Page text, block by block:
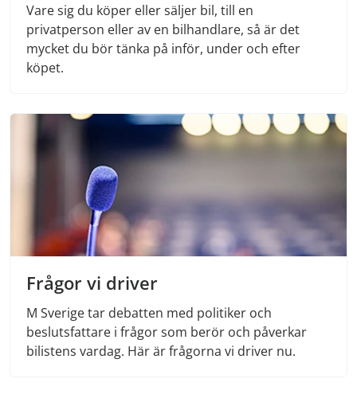
Vare sig du köper eller säljer bil, till en
privatperson eller av en bilhandlare, så är det
mycket du bör tänka på inför, under och efter
köpet.
Frågor vi driver
M Sverige tar debatten med politiker och
beslutsfattare i frågor som berör och påverkar
bilistens vardag. Här är frågorna vi driver nu.